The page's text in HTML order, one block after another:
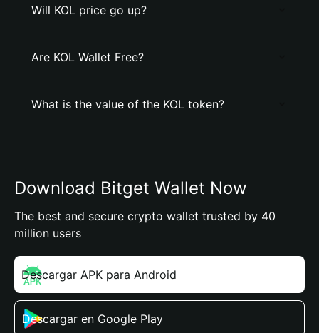
Will KOL price go up?
Are KOL Wallet Free?
What is the value of the KOL token?
Download Bitget Wallet Now
The best and secure crypto wallet trusted by 40
million users
Descargar APK para Android
Descargar en Google Play